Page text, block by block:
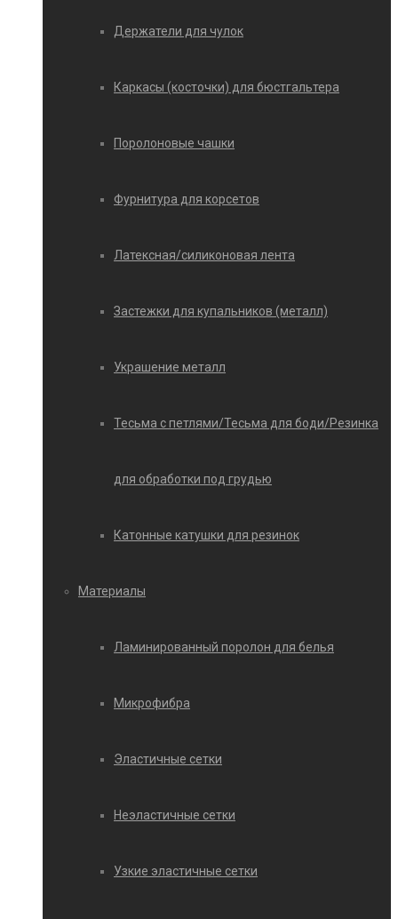
Держатели для чулок
Каркасы (косточки) для бюстгальтера
Поролоновые чашки
Фурнитура для корсетов
Латексная/силиконовая лента
Застежки для купальников (металл)
Украшение металл
Тесьма с петлями/Тесьма для боди/Резинка
для обработки под грудью
Катонные катушки для резинок
Материалы
Ламинированный поролон для белья
Микрофибра
Эластичные сетки
Неэластичные сетки
Узкие эластичные сетки